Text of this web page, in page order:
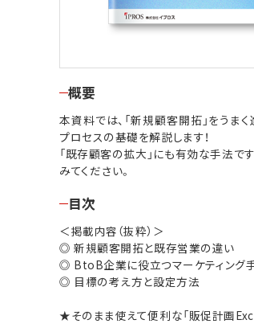
概要
本資料では、「新規顧客開拓」をうま
プロセスの基礎を解説します！
「既存顧客の拡大」にも有効な手法で
みてください。
目次
＜掲載内容（抜粋）＞
◎ 新規顧客開拓と既存営業の違い
◎ BtoB企業に役立つマーケティング
◎ 目標の考え方と設定方法
★そのまま使えて便利な「販促計画